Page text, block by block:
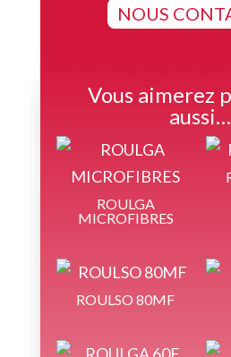
NOUS
Vous aimerez
aussi…
ROULGA
MICROFIBRES
ROULSO 80MF